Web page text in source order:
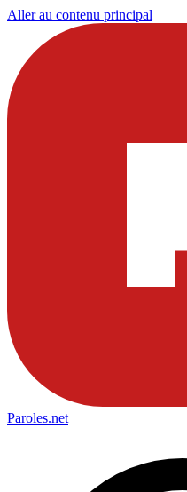
Aller au contenu principal
Paroles.net